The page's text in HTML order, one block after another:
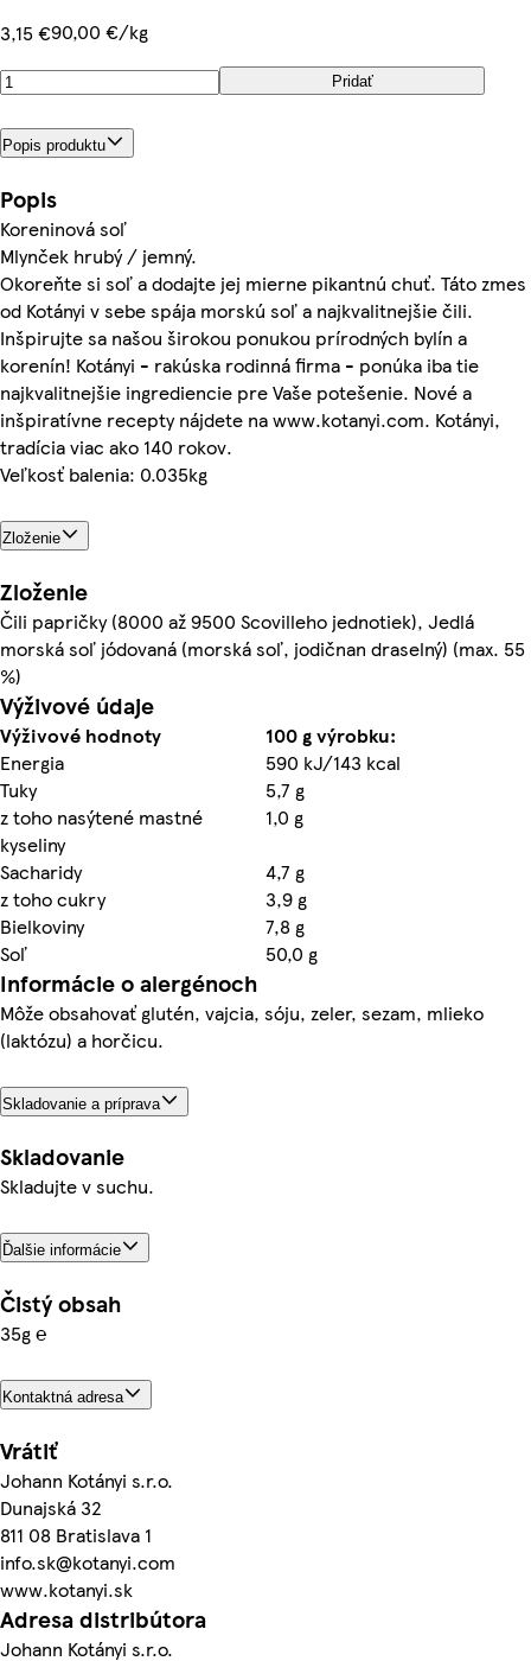
3,15 €90,00 €/kg
Pridať
Popis produktu
Popis
Koreninová soľ
Mlynček hrubý / jemný.
Okoreňte si soľ a dodajte jej mierne pikantnú chuť. Táto zmes
od Kotányi v sebe spája morskú soľ a najkvalitnejšie čili.
Inšpirujte sa našou širokou ponukou prírodných bylín a
korenín! Kotányi - rakúska rodinná firma - ponúka iba tie
najkvalitnejšie ingrediencie pre Vaše potešenie. Nové a
inšpiratívne recepty nájdete na www.kotanyi.com. Kotányi,
tradícia viac ako 140 rokov.
Veľkosť balenia: 0.035kg
Zloženie
Zloženie
Čili papričky (8000 až 9500 Scovilleho jednotiek), Jedlá
morská soľ jódovaná (morská soľ, jodičnan draselný) (max. 55
%)
Výživové údaje
Výživové hodnoty
100 g výrobku:
Energia
590 kJ/143 kcal
Tuky
5,7 g
z toho nasýtené mastné
kyseliny
1,0 g
Sacharidy
4,7 g
z toho cukry
3,9 g
Bielkoviny
7,8 g
Soľ
50,0 g
Informácie o alergénoch
Môže obsahovať glutén, vajcia, sóju, zeler, sezam, mlieko
(laktózu) a horčicu.
Skladovanie a príprava
Skladovanie
Skladujte v suchu.
Ďalšie informácie
Čistý obsah
35g ℮
Kontaktná adresa
Vrátiť
Johann Kotányi s.r.o.
Dunajská 32
811 08 Bratislava 1
info.sk@kotanyi.com
www.kotanyi.sk
Adresa distribútora
Johann Kotányi s.r.o.